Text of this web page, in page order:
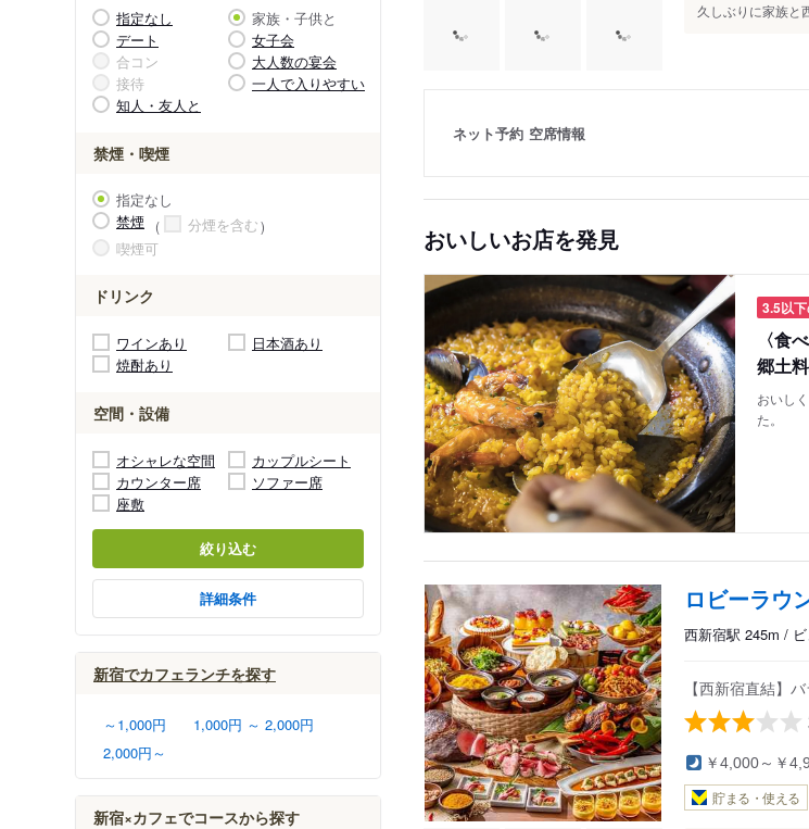
指定なし
家族・子供と
デート
女子会
合コン
大人数の宴会
接待
一人で入りやすい
知人・友人と
禁煙・喫煙
指定なし
禁煙
分煙を含む
喫煙可
ドリンク
ワインあり
日本酒あり
焼酎あり
空間・設備
オシャレな空間
カップルシート
カウンター席
ソファー席
座敷
絞り込む
詳細条件
新宿でカフェランチを探す
～1,000円
1,000円 ～ 2,000円
2,000円～
新宿×カフェでコースから探す
久しぶりに家族と
ネット予約 空席情報
おいしいお店を発見
3.5以
〈食
郷土
おいし
た。
ロビーラウ
西新宿駅 245m / ビ
【西新宿直結】
￥4,000～￥
貯まる・使える